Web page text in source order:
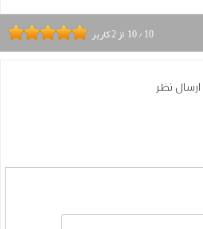
10/10 از2کاربر
ارسال نظر